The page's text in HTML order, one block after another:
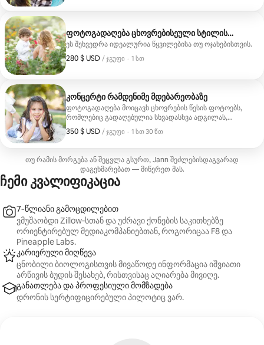
ფოტოგადაღება ცხოვრებისეული სტილის
თემაზე
ეს შეხვედრა იდეალურია წყვილებისა თუ ოჯახებისთვის.
280 $ USD / ჯგუფი
280 $ USD, ჯგუფზე
, · 1 სთ
კონცერტი რამდენიმე მდებარეობაზე
ფოტოგადაღება მოიცავს ცხოვრების წესის ფოტოებს,
რომლებიც გადაღებულია სხვადასხვა ადგილას,
სხვადასხვა ტანსაცმელში.
350 $ USD / ჯგუფი
350 $ USD, ჯგუფზე
, · 1 სთ 30 წთ
თუ რამის მორგება ან შეცვლა გსურთ, Jann შეძლებისდაგვარად
დაგეხმარებათ — მიწერეთ მას.
ჩემი კვალიფიკაცია
7‑წლიანი გამოცდილებით
ვმუშაობდი Zillow‑სთან და უძრავი ქონების საკითხებზე
ორიენტირებულ მედიაკომპანიებთან, როგორიცაა F8 და
Pineapple Labs.
კარიერული მიღწევა
ცნობილი ბიოლოგისთვის მივაწოდე ინფორმაცია იშვიათი
არწივის ბუდის შესახებ, რისთვისაც აღიარება მივიღე.
განათლება და პროფესიული მომზადება
დრონის სერტიფიცირებული პილოტიც ვარ.